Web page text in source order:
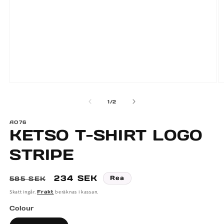
modalfönster
1/av
2
AO76
KETSO T-SHIRT LOGO
STRIPE
Ordinarie
pris
585 SEK Försäljningspris
234 SEK Rea
Skatt ingår.Frakt beräknas i kassan.
Colour